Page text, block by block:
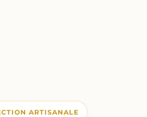
ARTISANALE